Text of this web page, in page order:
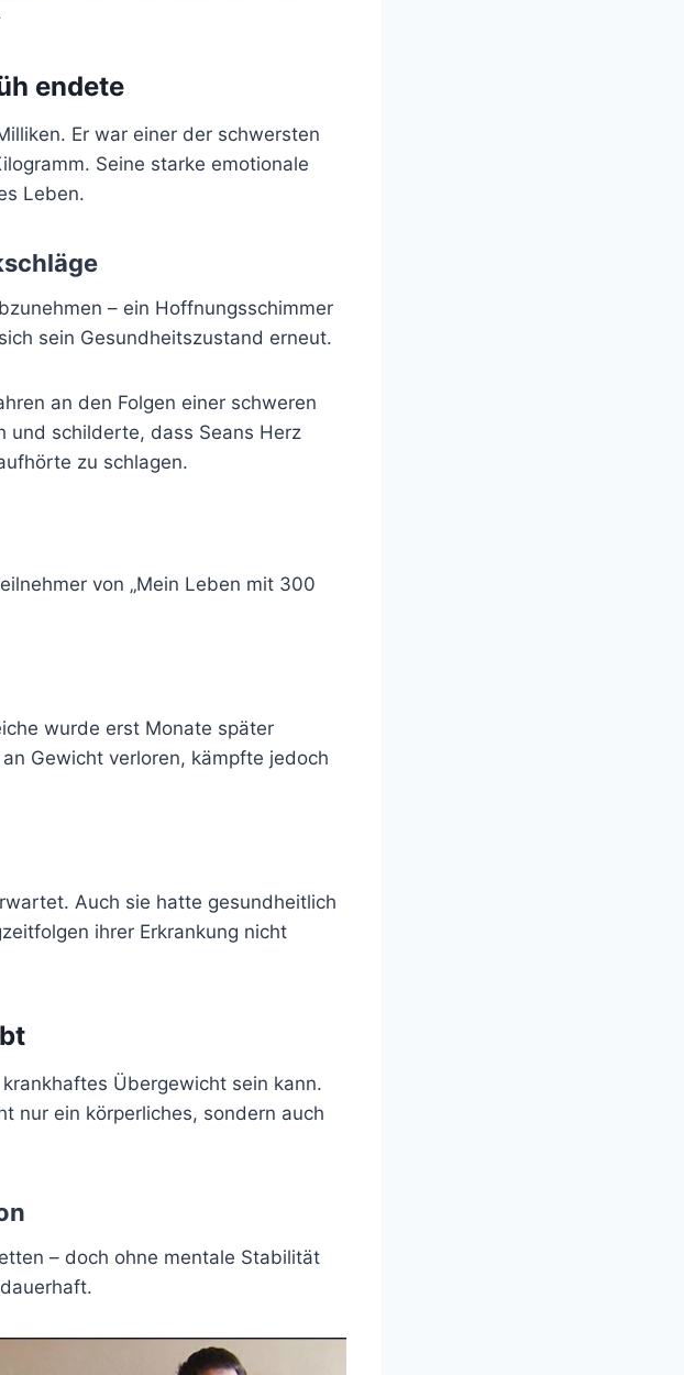
endete
Er war einer der schwersten
Seine starke emotionale
Leben.
– ein Hoffnungsschimmer
sein Gesundheitszustand erneut.
an den Folgen einer schweren
und schilderte, dass Seans Herz
zu schlagen.
von „Mein Leben mit 300
wurde erst Monate später
Gewicht verloren, kämpfte jedoch
Auch sie hatte gesundheitlich
ihrer Erkrankung nicht
Übergewicht sein kann.
nur ein körperliches, sondern auch
– doch ohne mentale Stabilität